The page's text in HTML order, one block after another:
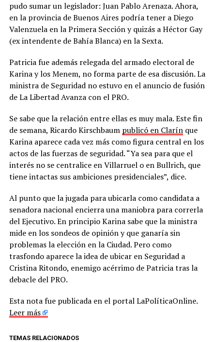
pudo sumar un legislador: Juan Pablo Arenaza. Ahora,
en la provincia de Buenos Aires podría tener a Diego
Valenzuela en la Primera Sección y quizás a Héctor Gay
(ex intendente de Bahía Blanca) en la Sexta.
Patricia fue además relegada del armado electoral de
Karina y los Menem, no forma parte de esa discusión. La
ministra de Seguridad no estuvo en el anuncio de fusión
de La Libertad Avanza con el PRO.
Se sabe que la relación entre ellas es muy mala. Este fin
de semana, Ricardo Kirschbaum publicó en Clarínque
Karina aparece cada vez más como figura central en los
actos de las fuerzas de seguridad. “Ya sea para que el
interés no se centralice en Villarruel o en Bullrich, que
tiene intactas sus ambiciones presidenciales”, dice.
Al punto que la jugada para ubicarla como candidata a
senadora nacional encierra una maniobra para correrla
del Ejecutivo. En principio Karina sabe que la ministra
mide en los sondeos de opinión y que ganaría sin
problemas la elección en la Ciudad. Pero como
trasfondo aparece la idea de ubicar en Seguridad a
Cristina Ritondo, enemigo acérrimo de Patricia tras la
debacle del PRO.
Esta nota fue publicada en el portal LaPolíticaOnline.
Leer más
TEMAS RELACIONADOS